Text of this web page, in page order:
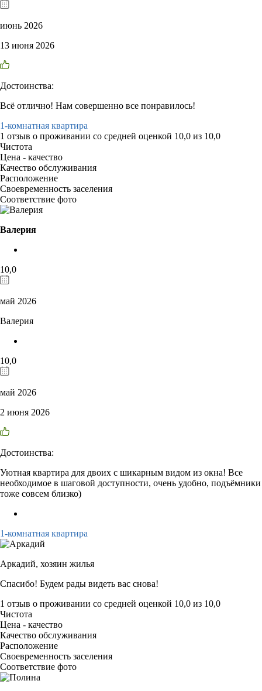
июнь 2026
13 июня 2026
Достоинства:
Всё отлично! Нам совершенно все понравилось!
1-комнатная квартира
1 отзыв о проживании со средней оценкой 10,0 из 10,0
Чистота
Цена - качество
Качество обслуживания
Расположение
Своевременность заселения
Соответствие фото
Валерия
10,0
май 2026
Валерия
10,0
май 2026
2 июня 2026
Достоинства:
Уютная квартира для двоих с шикарным видом из окна! Все
необходимое в шаговой доступности, очень удобно, подъёмники
тоже совсем близко)
1-комнатная квартира
Аркадий, хозяин жилья
Спасибо! Будем рады видеть вас снова!
1 отзыв о проживании со средней оценкой 10,0 из 10,0
Чистота
Цена - качество
Качество обслуживания
Расположение
Своевременность заселения
Соответствие фото